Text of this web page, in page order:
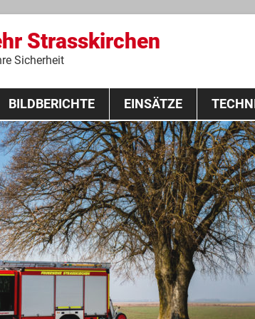
Strasskirchen
Sicherheit
Zum
springen
BILDBERICHTE EINSÄTZE
Fahrzeuge
Ausrüstung